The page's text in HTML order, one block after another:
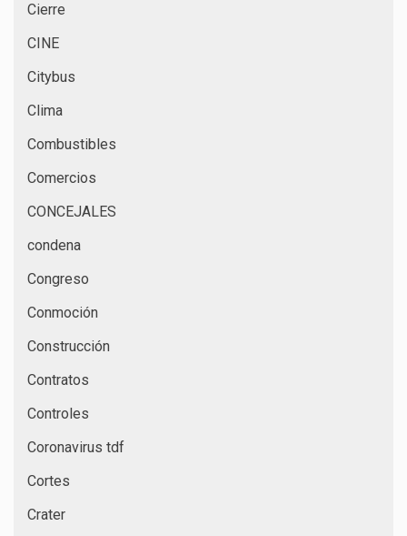
Cierre
CINE
Citybus
Clima
Combustibles
Comercios
CONCEJALES
condena
Congreso
Conmoción
Construcción
Contratos
Controles
Coronavirus tdf
Cortes
Crater